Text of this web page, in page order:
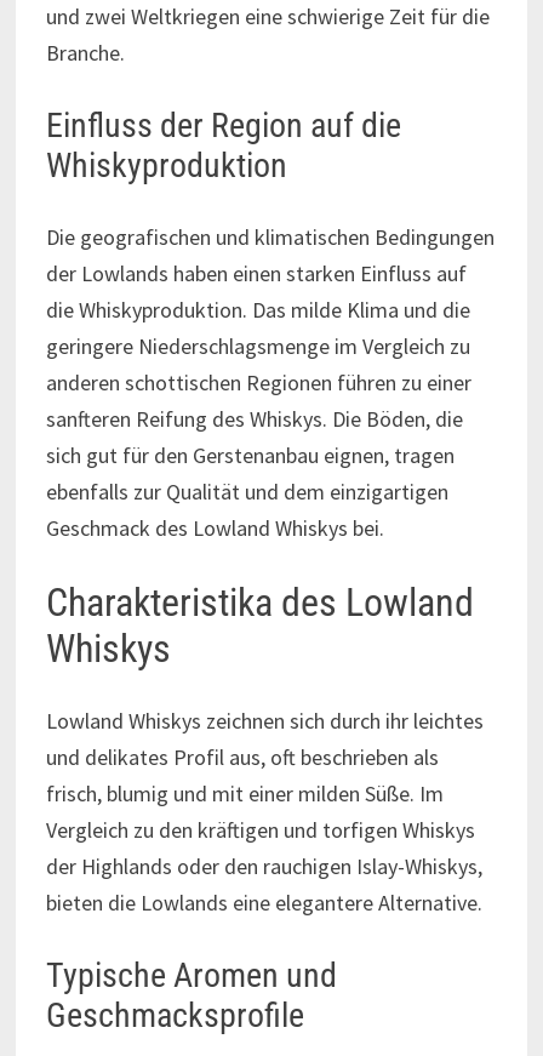
und zwei Weltkriegen eine schwierige Zeit für die
Branche.
Einfluss der Region auf die
Whiskyproduktion
Die geografischen und klimatischen Bedingungen
der Lowlands haben einen starken Einfluss auf
die Whiskyproduktion. Das milde Klima und die
geringere Niederschlagsmenge im Vergleich zu
anderen schottischen Regionen führen zu einer
sanfteren Reifung des Whiskys. Die Böden, die
sich gut für den Gerstenanbau eignen, tragen
ebenfalls zur Qualität und dem einzigartigen
Geschmack des Lowland Whiskys bei.
Charakteristika des Lowland
Whiskys
Lowland Whiskys zeichnen sich durch ihr leichtes
und delikates Profil aus, oft beschrieben als
frisch, blumig und mit einer milden Süße. Im
Vergleich zu den kräftigen und torfigen Whiskys
der Highlands oder den rauchigen Islay-Whiskys,
bieten die Lowlands eine elegantere Alternative.
Typische Aromen und
Geschmacksprofile